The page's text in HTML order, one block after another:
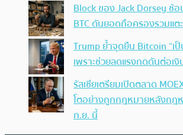
Block ของ Jack Dorsey ช้
BTC ดันยอดถือครองรวมแต
Trump ย้ำจุดยืน Bitcoin “เ
เพราะช่วยลดแรงกดดันต่อเ
รัสเซียเตรียมเปิดตลาด
โตอย่างถูกกฎหมายหลังกฎห
ก.ย. นี้